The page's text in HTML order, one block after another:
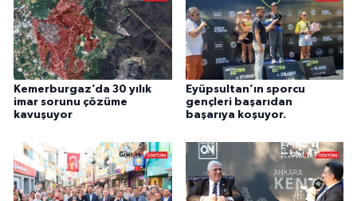
Kemerburgaz’da 30 yılık
imar sorunu çözüme
kavuşuyor
Eyüpsultan’ın sporcu
gençleri başarıdan
başarıya koşuyor.